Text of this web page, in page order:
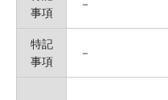
事項
－
特記
事項
－